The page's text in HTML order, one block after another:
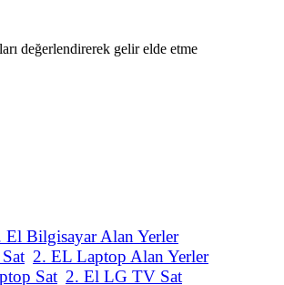
El Bilgisayar Alan Yerler
2. EL Laptop Alan Yerler
Sat 2. El LG TV Sat